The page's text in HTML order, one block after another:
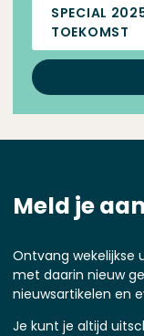
SPECIAL
TOEKOMST
Meld je
Ontvang wekelijkse
met daarin nieuw
nieuwsartikelen en
Je kunt je altijd